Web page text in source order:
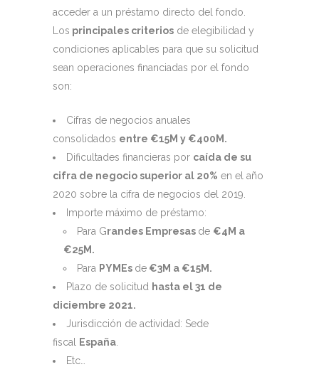
acceder a un préstamo directo del fondo.
Los principales criterios de elegibilidad y
condiciones aplicables para que su solicitud
sean operaciones financiadas por el fondo
son:
Cifras de negocios anuales
consolidados entre €15M y €400M.
Dificultades financieras por caída de su
cifra de negocio superior al 20% en el año
2020 sobre la cifra de negocios del 2019.
Importe máximo de préstamo:
Para Grandes Empresas de €4M a
€25M.
Para PYMEs de €3M a €15M.
Plazo de solicitud hasta el 31 de
diciembre 2021.
Jurisdicción de actividad: Sede
fiscal
España
Etc…